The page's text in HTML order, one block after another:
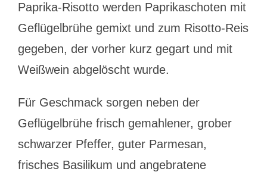
Paprika-Risotto werden Paprikaschoten mit
Geflügelbrühe gemixt und zum Risotto-Reis
gegeben, der vorher kurz gegart und mit
Weißwein abgelöscht wurde.
Für Geschmack sorgen neben der
Geflügelbrühe frisch gemahlener, grober
schwarzer Pfeffer, guter Parmesan,
frisches Basilikum und angebratene